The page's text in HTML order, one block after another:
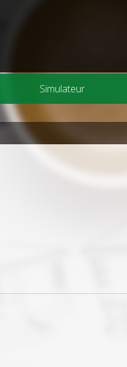
Simulateur